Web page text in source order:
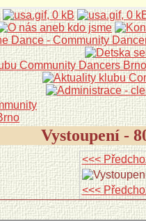
Vystoupení -
<<<
<<<